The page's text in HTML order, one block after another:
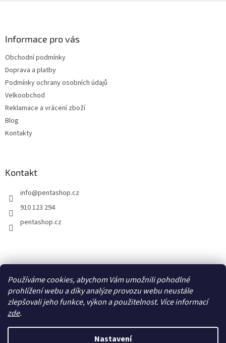
Používáme cookies, abychom Vám umožnili pohodlné
prohlížení webu a díky analýze provozu webu neustále
zlepšovali jeho funkce, výkon a použitelnost. Více informací
zde.
Nastavení
Informace pro vás
Obchodní podmínky
Doprava a platby
Podmínky ochrany osobních údajů
Velkoobchod
Reklamace a vrácení zboží
Blog
Kontakty
Kontakt
info@pentashop.cz
910 123 294
pentashop.cz